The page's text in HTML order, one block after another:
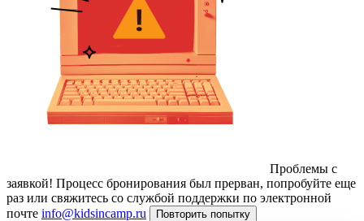
Проблемы с
заявкой! Процесс бронирования был прерван, попробуйте еще
раз или свяжитесь со службой поддержки по электронной
почте info@kidsincamp.ru Повторить попытку